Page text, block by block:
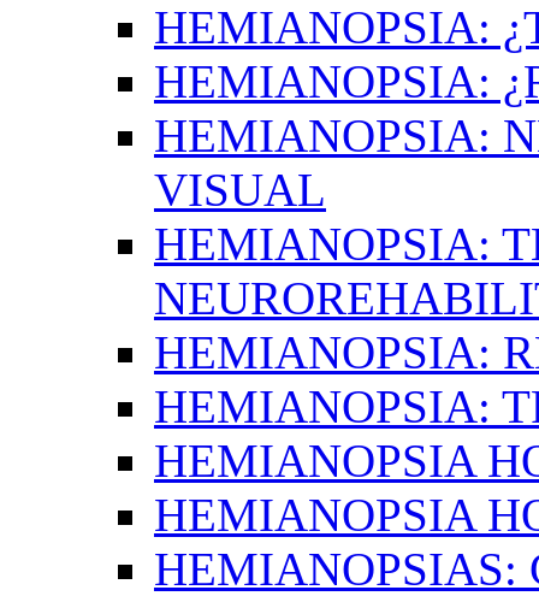
HEMIANOPSIA:
HEMIANOPSIA:
HEMIANOPSIA:
VISUAL
HEMIANOPSIA:
HEMIANOPSIA:
HEMIANOPSIA:
HEMIANOPSIA
HEMIANOPSIA
HEMIANOPSIAS: